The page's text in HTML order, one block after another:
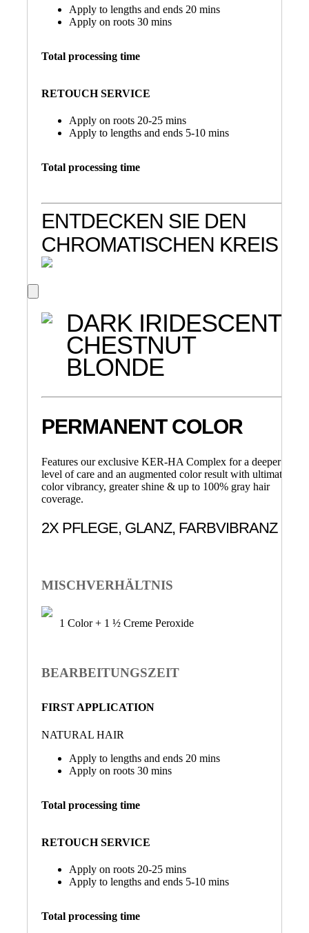
Apply to lengths and ends 20 mins
Apply on roots 30 mins
Total processing time
RETOUCH SERVICE
Apply on roots 20-25 mins
Apply to lengths and ends 5-10 mins
Total processing time
ENTDECKEN SIE DEN
CHROMATISCHEN KREIS
DARK IRIDESCENT
CHESTNUT
BLONDE
PERMANENT COLOR
Features our exclusive KER-HA Complex for a deeper
level of care and an augmented color result with ultimate
color vibrancy, greater shine & up to 100% gray hair
coverage.
2X PFLEGE, GLANZ, FARBVIBRANZ
MISCHVERHÄLTNIS
1 Color + 1 ½ Creme Peroxide
BEARBEITUNGSZEIT
FIRST APPLICATION
NATURAL HAIR
Apply to lengths and ends 20 mins
Apply on roots 30 mins
Total processing time
RETOUCH SERVICE
Apply on roots 20-25 mins
Apply to lengths and ends 5-10 mins
Total processing time